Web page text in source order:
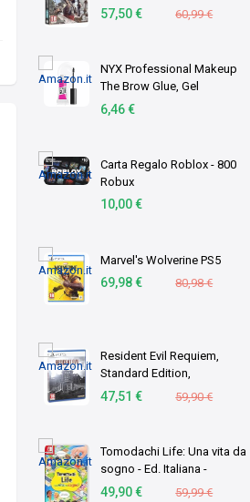
(PS5)
57,50 € 60,99 €
NYX Professional Makeup
The Brow Glue, Gel
Trasparente per
Fino a …
6,46 €
Carta Regalo Roblox - 800
Robux
10,00 €
Marvel's Wolverine PS5
69,98 € 80,98 €
Resident Evil Requiem,
Standard Edition,
PlayStation 5
47,51 € 59,90 €
Tomodachi Life: Una vita da
sogno - Ed. Italiana -
Versione su scheda
49,90 € 59,99 €